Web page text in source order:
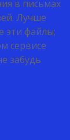
в письмах
Лучше
эти файлы;
сервисе
забудь